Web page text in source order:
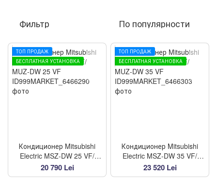
Фильтр По популярности
ТОП ПРОДАЖ
БЕСПЛАТНАЯ УСТАНОВКА
Кондиционер Mitsubishi
Electric MSZ-DW 25 VF/
MUZ-DW 25 VF
20 790 Lei
ТОП ПРОДАЖ
БЕСПЛАТНАЯ УСТАНОВКА
Кондиционер Mitsubishi
Electric MSZ-DW 35 VF/
MUZ-DW 35 VF
23 520 Lei